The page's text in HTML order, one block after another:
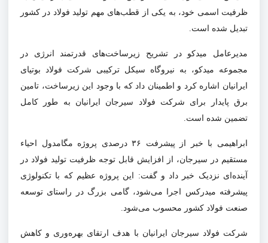
ظرفیت اسمی خود، به یکی از قطب‌های مهم تولید فولاد در کشور
تبدیل شده است.
مدیرعامل میدکو در تشریح زیرساخت‌های قدرتمند انرژی در
مجموعه میدکو، به نیروگاه سیکل ترکیبی شرکت فولاد بوتیای
ایرانیان اشاره کرد و اطمینان داد که با وجود این زیرساخت، تامین
برق پایدار برای شرکت فولاد سیرجان ایرانیان به طور کامل
تضمین شده است.
ابراهیمی با خبر از پیشرفت ۳۶درصدی پروژه مگامدول احیاء
مستقیم در سیرجان، از افزایش قابل توجه ظرفیت تولید فولاد در
آینده‌ای نزدیک خبر داد و گفت: این پروژه عظیم که با تکنولوژی
پیشرفته میدرکس اجرا می‌شود، گامی بزرگ در راستای توسعه
صنعت فولاد کشور محسوب می‌شود.
شرکت فولاد سیرجان ایرانیان با هدف ارتقای بهره‌وری و کاهش